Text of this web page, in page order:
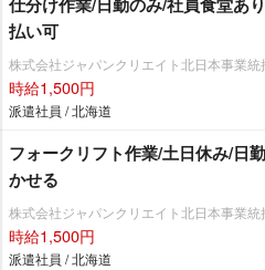
払い可
株式会社ジャパンクリエイト北日本事業統
時給1,500円
派遣社員 / 北海道
フォークリフト作業/土日休み/日
かせる
株式会社ジャパンクリエイト北日本事業統
時給1,500円
派遣社員 / 北海道